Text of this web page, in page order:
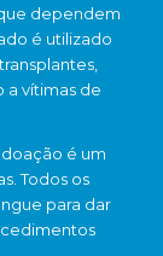
dependem
é utilizado
vítimas de
é um
Todos os
para dar